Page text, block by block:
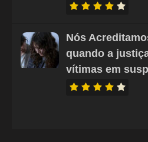
Nós
quando a
vítimas em